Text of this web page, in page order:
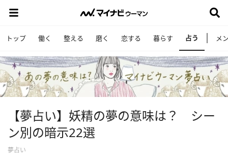
トップ 働く 整える 磨く 恋する 暮らす 占う メ
【夢占い】妖精の夢の意味は？ シー
ン別の暗示22選
夢占い